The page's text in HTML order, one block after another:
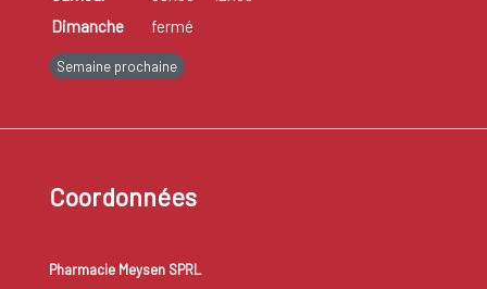
Dimanche
fermé
Semaine prochaine
Coordonnées
Pharmacie Meysen SPRL